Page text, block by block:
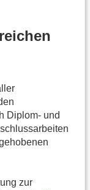
Diplom- und
zur